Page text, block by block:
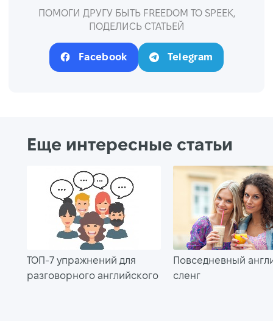
ПОМОГИ ДРУГУ БЫТЬ FREEDOM TO SPEEK,
ПОДЕЛИСЬ СТАТЬЕЙ
Facebook Telegram
Еще интересные статьи
ТОП-7 упражнений для
разговорного английского
Повседневный
сленг